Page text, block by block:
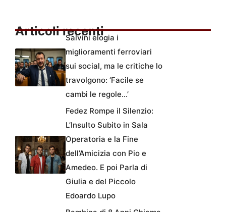
Articoli recenti
Salvini elogia i
miglioramenti ferroviari
sui social, ma le critiche lo
travolgono: ‘Facile se
cambi le regole…’
Fedez Rompe il Silenzio:
L’Insulto Subito in Sala
Operatoria e la Fine
dell’Amicizia con Pio e
Amedeo. E poi Parla di
Giulia e del Piccolo
Edoardo Lupo